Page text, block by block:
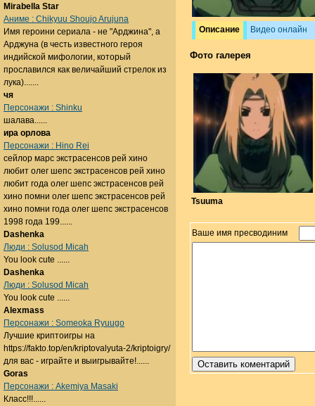
Описание Видео онлайн
Фото галерея
Tsuuma
Ваше имя пресводиним
Mirabella Star
Аниме : Chikyuu Shoujo Arujuna
Имя героини сериала - не "Арджина", а
Арджуна (в честь известного героя
индийской мифологии, который
прославился как величайший стрелок из
лука).......
чя
Персонажи : Shinku
шалава......
ира орлова
Персонажи : Hino Rei
сейлор марс экстрасенсов рей хино
любит олег шепс экстрасенсов рей хино
любит года олег шепс экстрасенсов рей
хино помни олег шепс экстрасенсов рей
хино помни года олег шепс экстрасенсов
1998 года 199......
Dashenka
Люди : Solusod Micah
You look cute ......
Dashenka
Люди : Solusod Micah
You look cute ......
Alexmass
Персонажи : Someoka Ryuugo
Лучшие криптоигры на
https://fakto.top/en/kriptovalyuta-2/kriptoigry/
для вас - играйте и выигрывайте!......
Goras
Персонажи : Akemiya Masaki
Класс!!!......